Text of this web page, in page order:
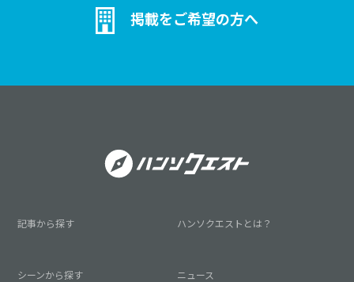
掲載をご希望の方へ
記事から探す
シーンから探す
ハンソクエストとは？
ニュース